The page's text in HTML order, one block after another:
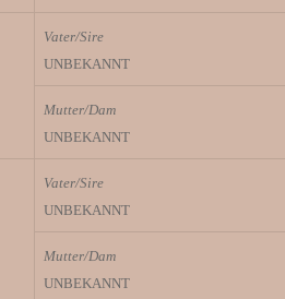
Vater/Sire
UNBEKANNT
Mutter/Dam
UNBEKANNT
Vater/Sire
UNBEKANNT
Mutter/Dam
UNBEKANNT